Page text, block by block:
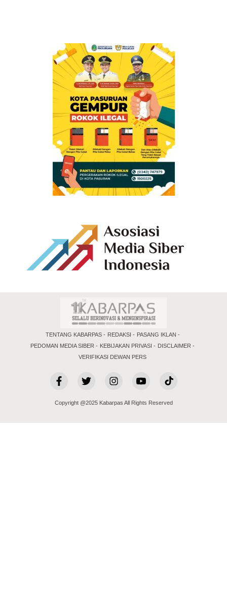
TENTANG KABARPAS REDAKSI
PASANG IKLAN
PEDOMAN MEDIA SIBER
KEBIJAKAN PRIVASI
DISCLAIMER
VERIFIKASI DEWAN PERS
Copyright @2025 Kabarpas All Rights Reserved